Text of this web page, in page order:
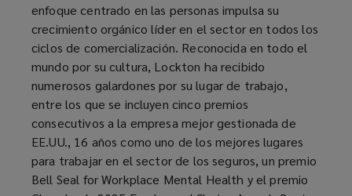
enfoque centrado en las personas impulsa su
crecimiento orgánico líder en el sector en todos los
ciclos de comercialización. Reconocida en todo el
mundo por su cultura, Lockton ha recibido
numerosos galardones por su lugar de trabajo,
entre los que se incluyen cinco premios
consecutivos a la empresa mejor gestionada de
EE.UU., 16 años como uno de los mejores lugares
para trabajar en el sector de los seguros, un premio
Bell Seal for Workplace Mental Health y el premio